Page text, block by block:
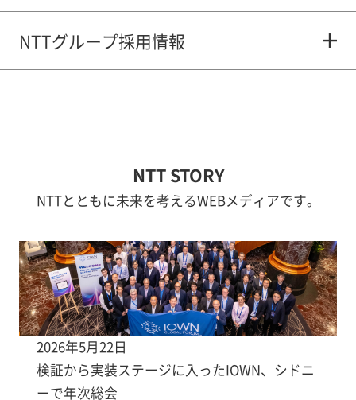
NTTグループ採用情報
NTT STORY
NTTとともに未来を考えるWEBメディアです。
2026年5月22日
検証から実装ステージに入ったIOWN、シドニ
ーで年次総会